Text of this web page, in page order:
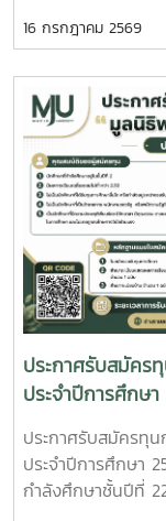
สำหรับนักศึกษาชั้นปี
เพื่อการเกษตรแล
นักศึกษาต้องมีคุณ
1 (1 - 6) ทุกข้อจึง
การสมัครขอรับทุน
ทุนการศึกษา “ปัน
ชั้น 2 อาคารอำน
พร้อมส่งใบสมัครทุ
การศึกษา งานบริ
ใบสมัครทุนการศึกษ
หากคณะกรรมการ
เป็นความจริงจะถู
แนบใบสมัครขอรับ
หรือ 2 นิ้ว (สามารถ
ประชาชนของนักศึก
ผลการเรียน
มหาวิทยาลัยแม่โจ้ส
หน้าที่กรมการปกค
ปกครองชำนาญกา
แนวทางการพัฒนา
ไทยภูเขาเข้าศึกษา
ความร่วมมือกับมห
นักศึกษาชาวไทยภู
2569 เพื่อเป็นการ
ระดับอุดมศึกษาอัน
คุณภาพชีวิตและนำ
ความเจริญแก่ท้อง
อาคารอำนวย ยศสุข
16 กรกฎาคม
ประกาศรับสมัคร
ประจำปีการศึกษ
ประกาศรับสมัครทุ
ประจำปีการศึกษา
กำลังศึกษาชั้นปีที่